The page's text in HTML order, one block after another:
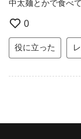
中太麺とかで食べ
0
役に立った